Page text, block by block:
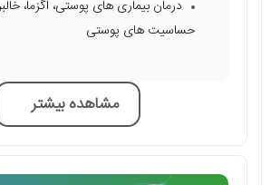
درمان بیماری ‌های پوستی، اگزما،
حساسیت‌ های پوستی
مشاهده بیشتر